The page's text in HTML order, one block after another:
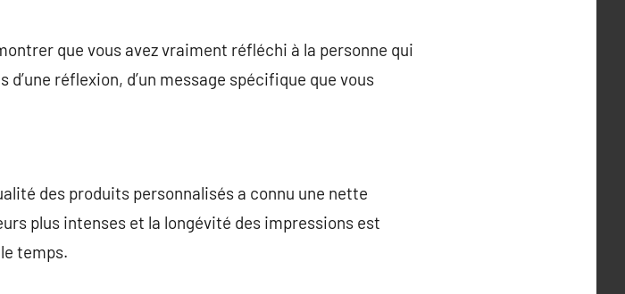
que vous avez vraiment réfléchi à la personne qui
réflexion, d’un message spécifique que vous
des produits personnalisés a connu une nette
plus intenses et la longévité des impressions est
temps.